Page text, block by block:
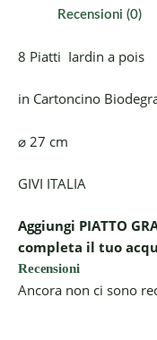
Recensioni (0)
8 Piatti Iardin a pois
in Cartoncino
⌀ 27 cm
GIVI ITALIA
Aggiungi PIATTO
completa il tuo
Recensioni
Ancora non ci sono